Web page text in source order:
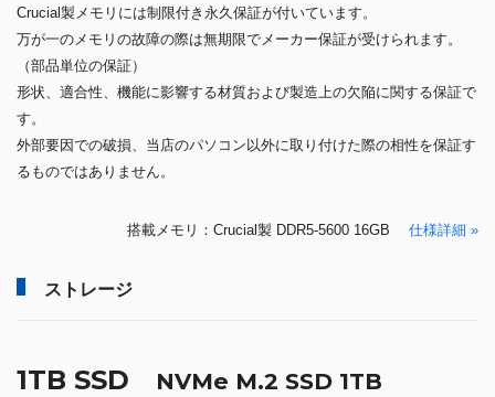
Crucial製メモリには制限付き永久保証が付いています。
万が一のメモリの故障の際は無期限でメーカー保証が受けられます。
（部品単位の保証）
形状、適合性、機能に影響する材質および製造上の欠陥に関する保証で
す。
外部要因での破損、当店のパソコン以外に取り付けた際の相性を保証す
るものではありません。
搭載メモリ：Crucial製 DDR5-5600 16GB 仕様詳細 »
ストレージ
1TB SSD NVMe M.2 SSD 1TB